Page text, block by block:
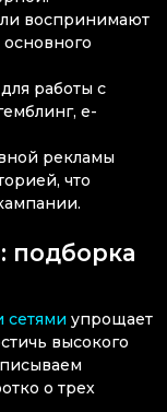
воспринимают
работы с
e-
рекламы
что
подборка
упрощает
высокого
о трех